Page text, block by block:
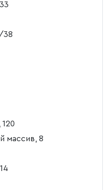
38
массив, 8